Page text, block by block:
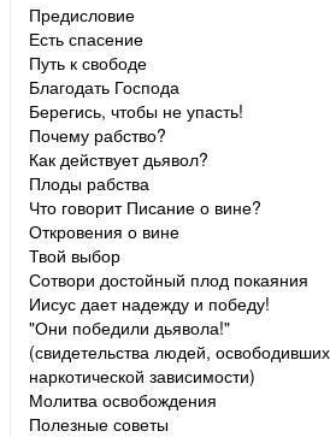
Предисловие
Есть спасение
Путь к свободе
Благодать Господа
Берегись, чтобы не упасть!
Почему рабство?
Как действует дьявол?
Плоды рабства
Что говорит Писание о вине?
Откровения о вине
Твой выбор
Сотвори достойный плод покаяния
Иисус дает надежду и победу!
"Они победили дьявола!"
(свидетельства людей,
наркотической зависимости)
Молитва освобождения
Полезные советы